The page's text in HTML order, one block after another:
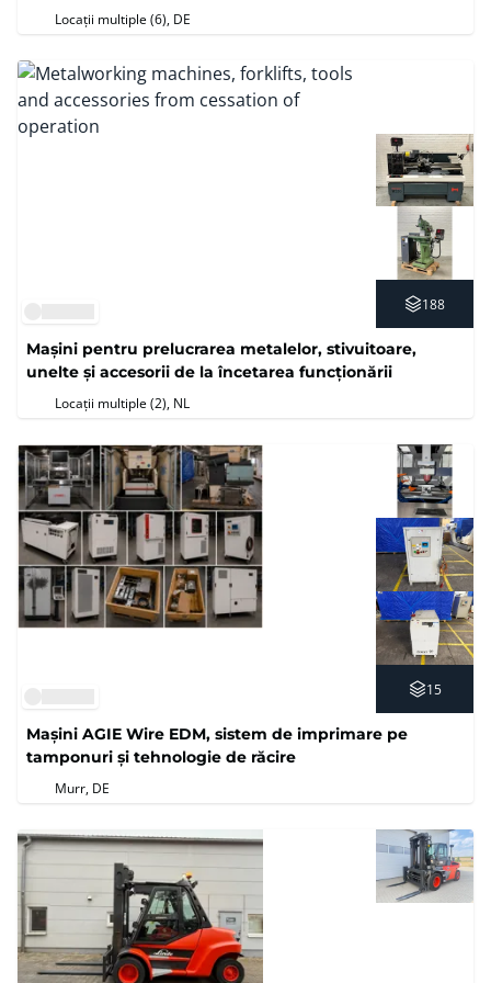
Locații multiple (6) , DE
188
Mașini pentru prelucrarea metalelor, stivuitoare,
unelte și accesorii de la încetarea funcționării
Locații multiple (2), NL
15
Mașini AGIE Wire EDM, sistem de imprimare pe
tamponuri și tehnologie de răcire
Murr, DE